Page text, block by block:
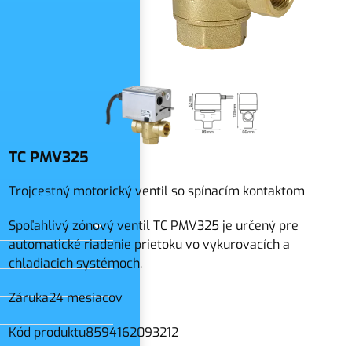
TC PMV325
Trojcestný motorický ventil so spínacím kontaktom
Spoľahlivý zónový ventil TC PMV325 je určený pre
automatické riadenie prietoku vo vykurovacích a
chladiacich systémoch.
Záruka24 mesiacov
Kód produktu8594162093212